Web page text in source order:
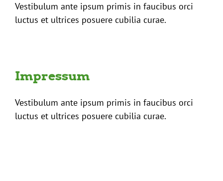
Vestibulum ante ipsum primis in faucibus orci
luctus et ultrices posuere cubilia curae.
Impressum
Vestibulum ante ipsum primis in faucibus orci
luctus et ultrices posuere cubilia curae.